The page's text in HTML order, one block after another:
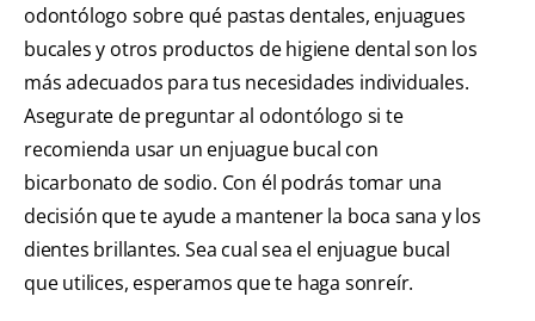
odontólogo sobre qué pastas dentales, enjuagues
bucales y otros productos de higiene dental son los
más adecuados para tus necesidades individuales.
Asegurate de preguntar al odontólogo si te
recomienda usar un enjuague bucal con
bicarbonato de sodio. Con él podrás tomar una
decisión que te ayude a mantener la boca sana y los
dientes brillantes. Sea cual sea el enjuague bucal
que utilices, esperamos que te haga sonreír.